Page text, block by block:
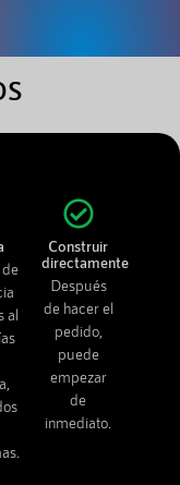
al
Construir
directamente
Después
de hacer el
pedido,
puede
empezar
de
inmediato.